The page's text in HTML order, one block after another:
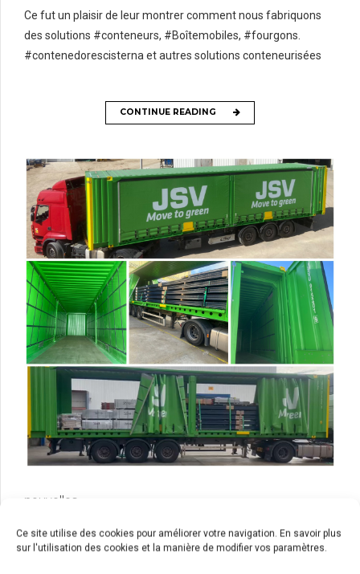
Ce site utilise des cookies pour améliorer votre navigation. En savoir plus
sur l'utilisation des cookies et la manière de modifier vos paramètres.
Ce fut un plaisir de leur montrer comment nous fabriquons
des solutions #conteneurs, #Boîtemobiles, #fourgons.
#contenedorescisterna et autres solutions conteneurisées
CONTINUE READING
nouvelles
Voici le nouveau
conteneur ouvert de 45